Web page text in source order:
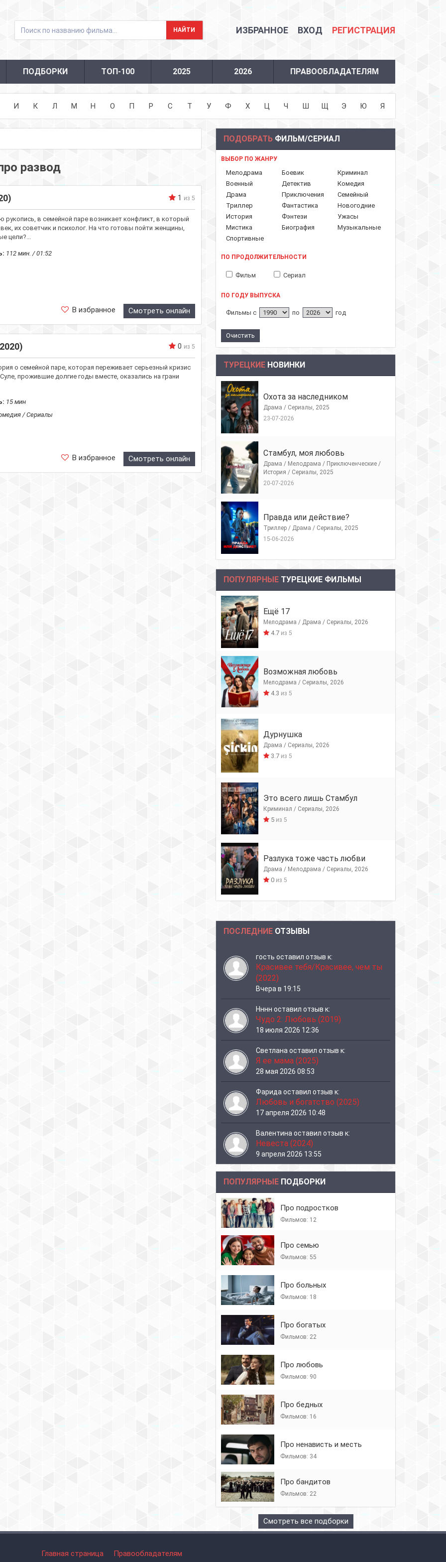
ИЗБРАННОЕ ВХОД РЕГИСТРАЦИЯ
ПОДБОРКИ ТОП-100 2025 2026 ПРАВООБЛАДАТЕЛЯМ
И К Л М Н О П Р С Т У Ф Х Ц Ч Ш Щ Э Ю Я
развод
1 из 5
в семейной паре возникает конфликт, в который
их советчик и психолог. На что готовы пойти женщины,
цели?...
112 мин. / 01:52
В избранное Смотреть онлайн
0 из 5
о семейной паре, которая переживает серьезный кризис
прожившие долгие годы вместе, оказались на грани
15 мин
/ Сериалы
В избранное Смотреть онлайн
ПОДОБРАТЬ ФИЛЬМ/СЕРИАЛ
ВЫБОР ПО ЖАНРУ
Мелодрама Боевик
Криминал
Военный
Детектив
Комедия
Драма
Приключения
Семейный
Триллер
Фантастика
Новогодние
История
Фэнтези
Ужасы
Мистика
Биография
Музыкальные
Спортивные
ПО ПРОДОЛЖИТЕЛЬНОСТИ
Фильм Сериал
ПО ГОДУ ВЫПУСКА
Фильмы с по год
ТУРЕЦКИЕ НОВИНКИ
Охота за наследником
Драма / Сериалы, 2025
23-07-2026
Стамбул, моя любовь
Драма / Мелодрама / Приключенческие /
История / Сериалы, 2025
20-07-2026
Правда или действие?
Триллер / Драма / Сериалы, 2025
15-06-2026
ПОПУЛЯРНЫЕ ТУРЕЦКИЕ ФИЛЬМЫ
Ещё 17
Мелодрама / Драма / Сериалы, 2026
4.7из 5
Возможная любовь
Мелодрама / Сериалы, 2026
4.3 из 5
Дурнушка
Драма / Сериалы, 2026
3.7из 5
Это всего лишь Стамбул
Криминал / Сериалы, 2026
5из 5
Разлука тоже часть любви
Драма / Мелодрама / Сериалы, 2026
0из 5
ПОСЛЕДНИЕ ОТЗЫВЫ
гость оставил отзыв к:
Красивее тебя/Красивее, чем ты
(2022)
Вчера в 19:15
Нннн оставил отзыв к:
Чудо 2: Любовь (2019)
18 июля 2026 12:36
Светлана оставил отзыв к:
Я ее мама (2025)
28 мая 2026 08:53
Фарида оставил отзыв к:
Любовь и богатство (2025)
17 апреля 2026 10:48
Валентина оставил отзыв к:
Невеста (2024)
9 апреля 2026 13:55
ПОПУЛЯРНЫЕ ПОДБОРКИ
Про подростков
Фильмов: 12
Про семью
Фильмов: 55
Про больных
Фильмов: 18
Про богатых
Фильмов: 22
Про любовь
Фильмов: 90
Про бедных
Фильмов: 16
Про ненависть и месть
Фильмов: 34
Про бандитов
Фильмов: 22
Смотреть все подборки
Главная страница Правообладателям